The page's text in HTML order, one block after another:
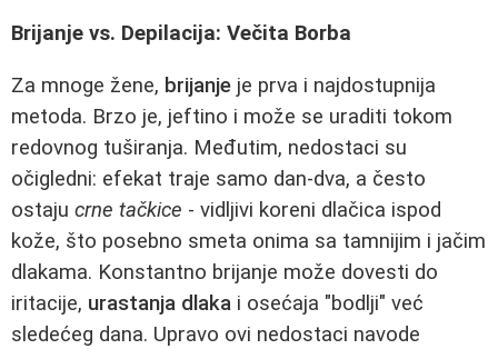
Brijanje vs. Depilacija: Večita Borba
Za mnoge žene, brijanje je prva i najdostupnija
metoda. Brzo je, jeftino i može se uraditi tokom
redovnog tuširanja. Međutim, nedostaci su
očigledni: efekat traje samo dan-dva, a često
ostaju crne tačkice - vidljivi koreni dlačica ispod
kože, što posebno smeta onima sa tamnijim i jačim
dlakama. Konstantno brijanje može dovesti do
iritacije, urastanja dlaka i osećaja "bodlji" već
sledećeg dana. Upravo ovi nedostaci navode